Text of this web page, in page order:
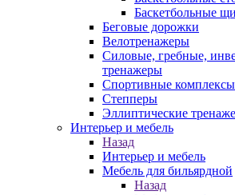
Баскетбольные
Беговые дорожки
Велотренажеры
Силовые, гребные,
тренажеры
Спортивные
Степперы
Эллиптические
Интерьер и мебель
Назад
Интерьер и мебель
Мебель для бильярдной
Назад